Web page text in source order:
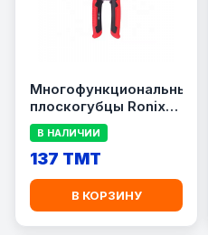
Многофункциональные
плоскогубцы Ronix
RH-1821
В НАЛИЧИИ
137 TMT
В КОРЗИНУ